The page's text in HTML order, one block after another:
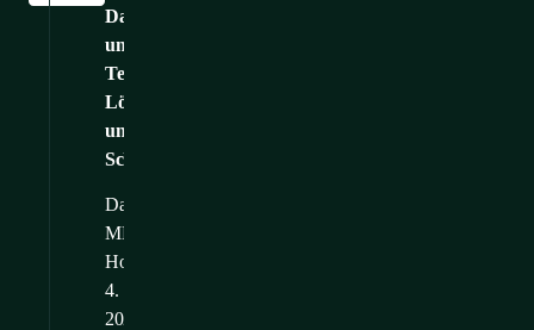
Daten
und
Telekommunikation
Lösungen
und
Schränke
Dateigröße: 54,33
MB
Hochgeladen: 1.
4.
2026